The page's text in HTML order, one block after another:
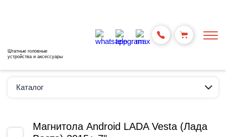
Штатные головные
устройства и аксессуары
Каталог
Магнитола Android LADA Vesta (Лада